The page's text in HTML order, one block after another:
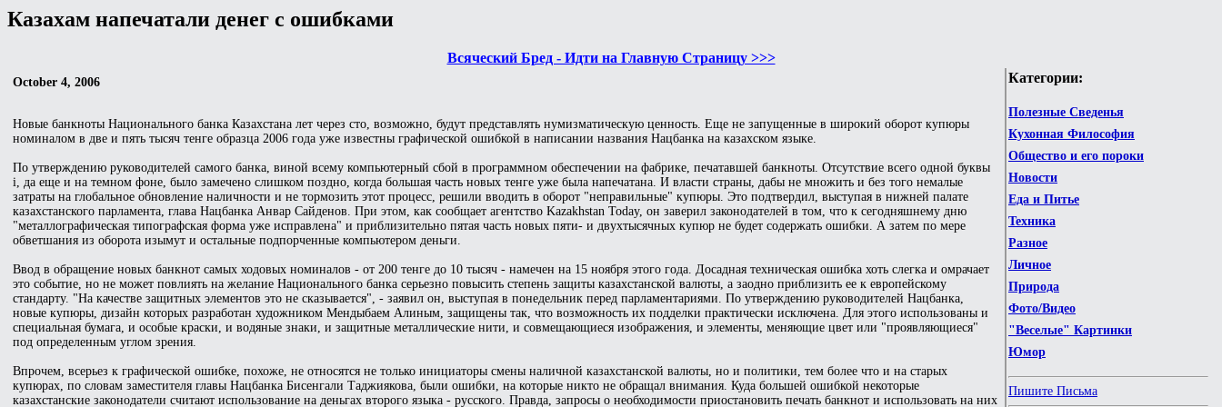
Казахам напечатали денег с ошибками
Всяческий Бред - Идти на Главную Страницу >>>
Категории:
Полезные Сведенья
Кухонная Философия
Общество и его пороки
Новости
Еда и Питье
Техника
Разное
Личное
Природа
Фото/Видео
"Веселые" Картинки
Юмор
Пишите Письма
October 4, 2006
Новые банкноты Национального банка Казахстана лет через сто, возможно, будут представлять нумизматическую ценность. Еще не запущенные в широкий оборот купюры
номиналом в две и пять тысяч тенге образца 2006 года уже известны графической ошибкой в написании названия Нацбанка на казахском языке.
По утверждению руководителей самого банка, виной всему компьютерный сбой в программном обеспечении на фабрике, печатавшей банкноты. Отсутствие всего одной буквы
i, да еще и на темном фоне, было замечено слишком поздно, когда большая часть новых тенге уже была напечатана. И власти страны, дабы не множить и без того немалые
затраты на глобальное обновление наличности и не тормозить этот процесс, решили вводить в оборот "неправильные" купюры. Это подтвердил, выступая в нижней палате
казахстанского парламента, глава Нацбанка Анвар Сайденов. При этом, как сообщает агентство Kazakhstan Today, он заверил законодателей в том, что к сегодняшнему дню
"металлографическая типографская форма уже исправлена" и приблизительно пятая часть новых пяти- и двухтысячных купюр не будет содержать ошибки. А затем по мере
обветшания из оборота изымут и остальные подпорченные компьютером деньги.
Ввод в обращение новых банкнот самых ходовых номиналов - от 200 тенге до 10 тысяч - намечен на 15 ноября этого года. Досадная техническая ошибка хоть слегка и омрачает
это событие, но не может повлиять на желание Национального банка серьезно повысить степень защиты казахстанской валюты, а заодно приблизить ее к европейскому
стандарту. "На качестве защитных элементов это не сказывается", - заявил он, выступая в понедельник перед парламентариями. По утверждению руководителей Нацбанка,
новые купюры, дизайн которых разработан художником Мендыбаем Алиным, защищены так, что возможность их подделки практически исключена. Для этого использованы и
специальная бумага, и особые краски, и водяные знаки, и защитные металлические нити, и совмещающиеся изображения, и элементы, меняющие цвет или "проявляющиеся"
под определенным углом зрения.
Впрочем, всерьез к графической ошибке, похоже, не относятся не только инициаторы смены наличной казахстанской валюты, но и политики, тем более что и на старых
купюрах, по словам заместителя главы Нацбанка Бисенгали Таджиякова, были ошибки, на которые никто не обращал внимания. Куда большей ошибкой некоторые
казахстанские законодатели считают использование на деньгах второго языка - русского. Правда, запросы о необходимости приостановить печать банкнот и использовать на них